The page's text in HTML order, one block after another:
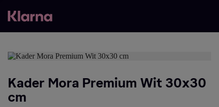
Kader Mora Premium Wit 30x30
cm